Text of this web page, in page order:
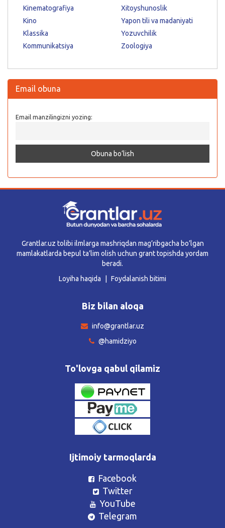
Kinematografiya
Kino
Klassika
Kommunikatsiya
Xitoyshunoslik
Yapon tili va madaniyati
Yozuvchilik
Zoologiya
Email obuna
Email manzilingizni yozing:
Grantlar.uz tolibi ilmlarga mashriqdan mag’ribgacha bo’lgan
mamlakatlarda bepul ta’lim olish uchun grant topishda yordam
beradi.
Loyiha haqida
Foydalanish bitimi
Biz bilan aloqa
info@grantlar.uz
@hamidziyo
To'lovga qabul qilamiz
Ijtimoiy tarmoqlarda
Facebook
Twitter
YouTube
Telegram